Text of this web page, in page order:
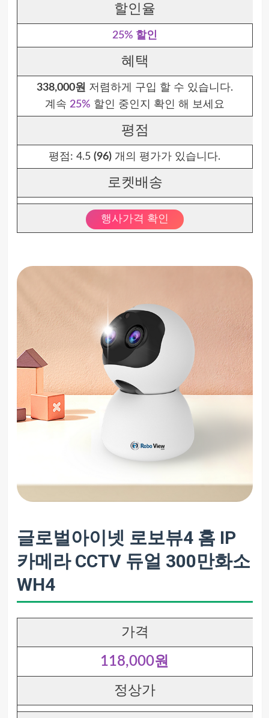
할인율
25% 할인
혜택
338,000원 저렴하게 구입 할 수 있습니다.
계속 25% 할인 중인지 확인 해 보세요
평점
평점: 4.5 (96) 개의 평가가 있습니다.
로켓배송
행사가격 확인
글로벌아이넷 로보뷰4 홈 IP
카메라 CCTV 듀얼 300만화소
WH4
가격
118,000원
정상가